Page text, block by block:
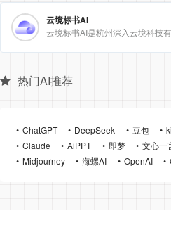
云境标书AI
热门AI推荐
ChatGPT DeepSeek 豆包
Claude
AiPPT 即梦 文心一
Midjourney
海螺AI OpenAI